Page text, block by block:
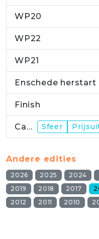
WP20
WP22
WP21
Enschede herstart
Finish
Campus Sfeer
Andere edities
2026 2025 2024
2019
2018 2017
2012
2011 2010